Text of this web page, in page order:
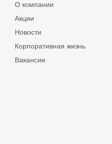
О компании
Акции
Новости
Корпоративная жизнь
Вакансии